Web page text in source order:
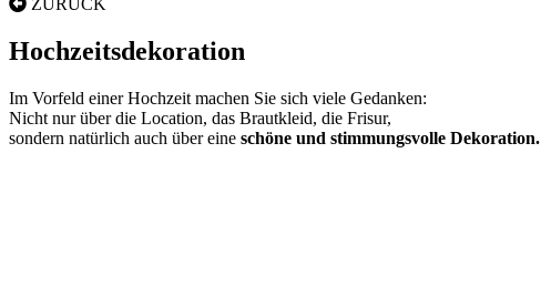
Hochzeitsdekoration
Im Vorfeld einer Hochzeit machen Sie sich viele Gedanken:
Nicht nur über die Location, das Brautkleid, die Frisur,
sondern natürlich auch über eine schöne und stimmungsvolle Dekoration.